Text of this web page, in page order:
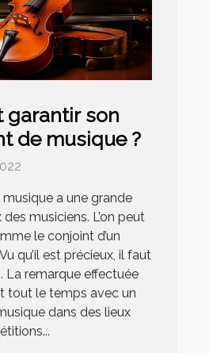
garantir son
de musique ?
musique a une grande
musiciens. L’on peut
le conjoint d’un
qu’il est précieux, il faut
La remarque effectuée
tout le temps avec un
dans des lieux